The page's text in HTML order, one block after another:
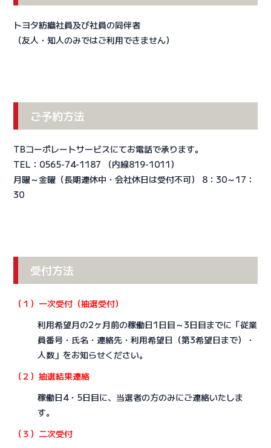
トヨタ紡織社員及び社員の同伴者
（友人・知人のみではご利用できません）
ご予約方法
TBコーポレートサービスにてお電話で承ります。
TEL：0565-74-1187 （内線819-1011）
月曜～金曜（長期連休中・会社休日は受付不可） 8：30～17：
30
受付方法
（１）一次受付（抽選受付）
利用希望月の2ヶ月前の稼働日1日目～3日目までに「従業
員番号・氏名・連絡先・利用希望日（第3希望日まで）・
人数」をお知らせください。
（２）抽選結果連絡
稼働日4・5日目に、当選者の方のみにご連絡いたしま
す。
（３）二次受付